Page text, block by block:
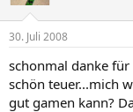
30. Juli 2008
schonmal danke
schön teuer...mich
gut gamen kann?